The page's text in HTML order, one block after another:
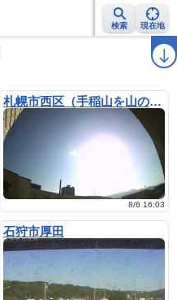
検索 現在地
ラ
札幌市西区（手稲山を山の手から）
8/6 16:03
石狩市厚田